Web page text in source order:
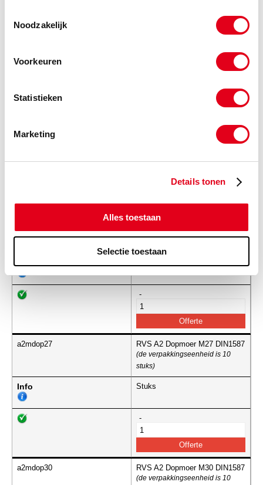
Noodzakelijk
Voorkeuren
Statistieken
Marketing
Details tonen
Alles toestaan
Selectie toestaan
Info
RVS A2 Dopmoer M24 DIN1587
(de verpakkingseenheid is 25
-
a2mdop27 RVS A2 Dopmoer M27 DIN1587
(de verpakkingseenheid is 10
stuks)
Info Stuks
-
a2mdop30 RVS A2 Dopmoer M30 DIN1587
(de verpakkingseenheid is 10